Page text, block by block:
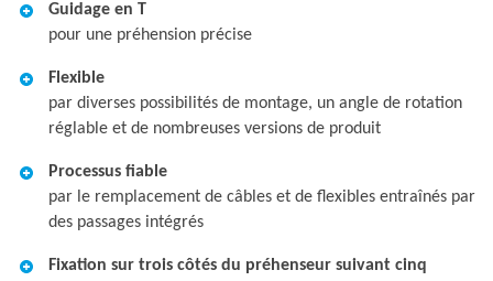
Guidage en T
pour une préhension précise
Flexible
par diverses possibilités de montage, un angle de rotation
réglable et de nombreuses versions de produit
Processus fiable
par le remplacement de câbles et de flexibles entraînés par
des passages intégrés
Fixation sur trois côtés du préhenseur suivant cinq